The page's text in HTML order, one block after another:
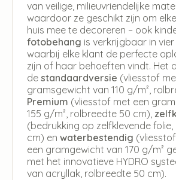
van veilige, milieuvriendelijke
waardoor ze geschikt zijn om
huis mee te decoreren – ook
fotobehang is verkrijgbaar in vier
waarbij elke klant de perfecte
zijn of haar behoeften vindt. Het
de standaardversie (vliesstof
gramsgewicht van 110 g/m²,
Premium (vliesstof met een
155 g/m², rolbreedte 50 cm),
(bedrukking op zelfklevende
cm) en waterbestendig
een gramgewicht van 170 g/m²
met het innovatieve HYDRO
van acryllak, rolbreedte 50 cm).